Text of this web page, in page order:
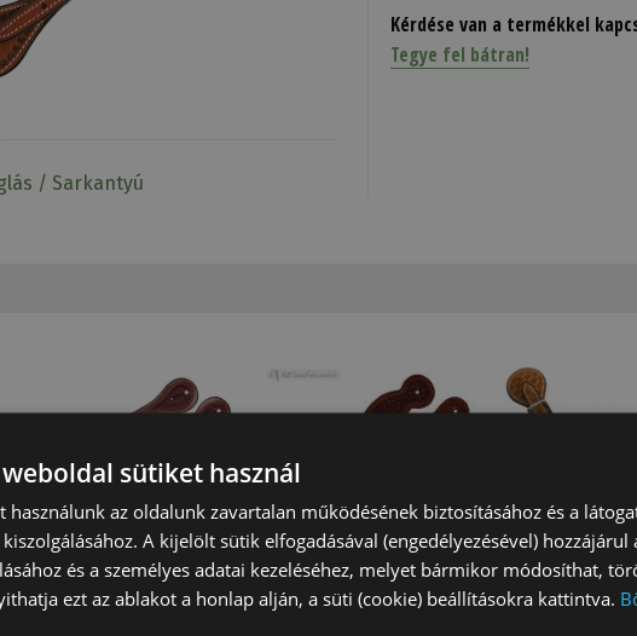
Kérdése van a termékkel
Tegye fel bátran!
/ Sarkantyú
Sarkantyúszíj Western
Kosárfonott Új
Sarkantyúszíj Western
Kosárfonott
Sarkantyúszíj
Kosárfonott
weboldal sütiket használ
használunk az oldalunk zavartalan működésének biztosításához és a
A kijelölt sütik elfogadásával (engedélyezésével) hozzájárul
és a személyes adatai kezeléséhez, melyet bármikor módosíthat,
ezt az ablakot a honlap alján, a süti (cookie) beállításokra kattintva.